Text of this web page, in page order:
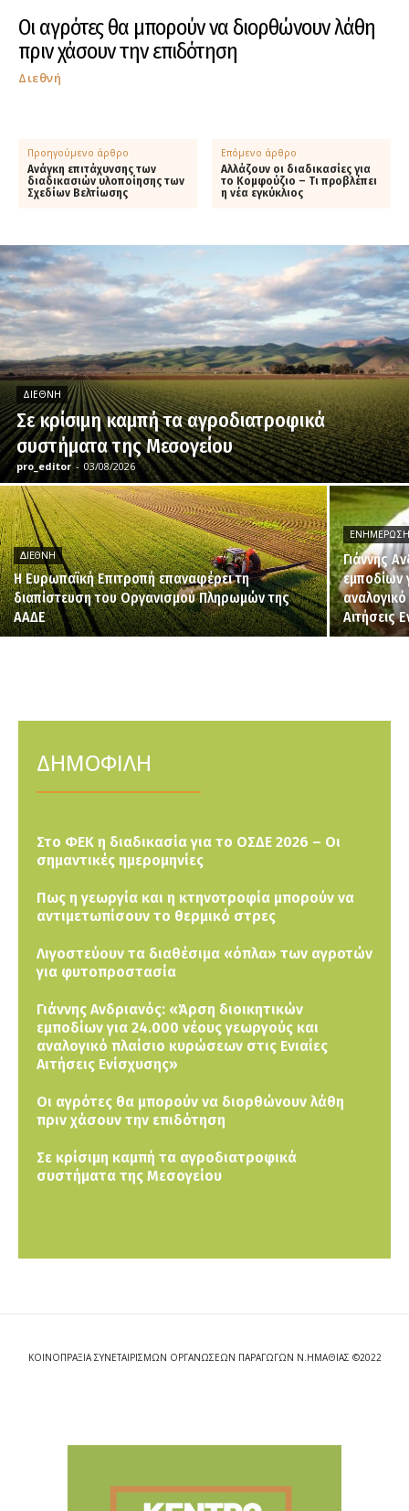
Οι αγρότες θα μπορούν να διορθώνουν λάθη
πριν χάσουν την επιδότηση
Διεθνή
Προηγούμενο άρθρο
Ανάγκη επιτάχυνσης των
διαδικασιών υλοποίησης των
Σχεδίων Βελτίωσης
Επόμενο άρθρο
Αλλάζουν οι διαδικασίες για
το Κομφούζιο – Τι προβλέπει
η νέα εγκύκλιος
ΔΙΕΘΝΉ
Σε κρίσιμη καμπή τα αγροδιατροφικά
συστήματα της Μεσογείου
pro_editor - 03/08/2026
ΔΙΕΘΝΉ
H Ευρωπαϊκή Επιτροπή επαναφέρει τη
διαπίστευση του Οργανισμού Πληρωμών της
ΑΑΔΕ
Γιάννης
εμποδίων
Αιτήσεις
ΔΗΜΟΦΙΛΗ
Στο ΦΕΚ η διαδικασία για το ΟΣΔΕ 2026 – Οι
σημαντικές ημερομηνίες
Πως η γεωργία και η κτηνοτροφία μπορούν να
αντιμετωπίσουν το θερμικό στρες
Λιγοστεύουν τα διαθέσιμα «όπλα» των αγροτών
για φυτοπροστασία
Γιάννης Ανδριανός: «Άρση διοικητικών
εμποδίων για 24.000 νέους γεωργούς και
αναλογικό πλαίσιο κυρώσεων στις Ενιαίες
Αιτήσεις Ενίσχυσης»
Οι αγρότες θα μπορούν να διορθώνουν λάθη
πριν χάσουν την επιδότηση
Σε κρίσιμη καμπή τα αγροδιατροφικά
συστήματα της Μεσογείου
ΚΟΙΝΟΠΡΑΞΙΑ ΣΥΝΕΤΑΙΡΙΣΜΩΝ ΟΡΓΑΝΩΣΕΩΝ ΠΑΡΑΓΩΓΩΝ Ν.ΗΜΑΘΙΑΣ ©2022